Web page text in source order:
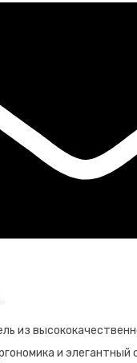
из
и элегантный